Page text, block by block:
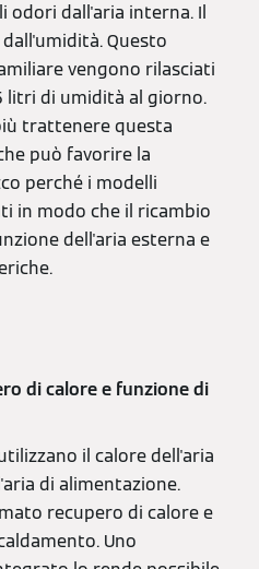
odori dall'aria interna. Il
Questo
vengono rilasciati
litri di umidità al giorno.
trattenere questa
può favorire la
perché i modelli
in modo che il ricambio
dell'aria esterna e
di calore e funzione di
il calore dell'aria
di alimentazione.
recupero di calore e
Uno